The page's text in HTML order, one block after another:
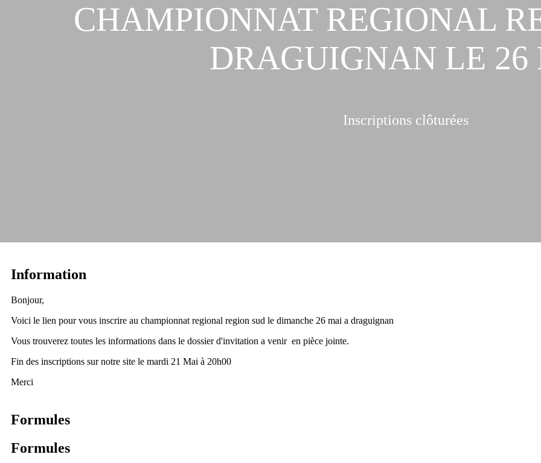
CHAMPIONNAT REGIONAL
DRAGUIGNAN LE
Inscriptions clôturées
Information
Bonjour,
Voici le lien pour vous inscrire au championnat regional region sud le dimanche 26 mai a draguignan
Vous trouverez toutes les informations dans le dossier d'invitation a venir en pièce jointe.
Fin des inscriptions sur notre site le mardi 21 Mai à 20h00
Merci
Formules
Formules